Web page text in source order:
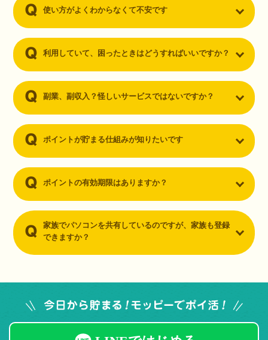
使い方がよくわからなくて不安です
利用していて、困ったときはどうすればいいですか？
副業、副収入？怪しいサービスではないですか？
ポイントが貯まる仕組みが知りたいです
ポイントの有効期限はありますか？
家族でパソコンを共有しているのですが、家族も登録
できますか？